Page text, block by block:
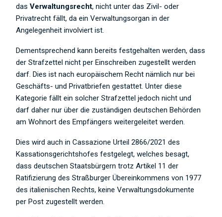
dasVerwaltungsrecht, nicht unter das Zivil- oder
Privatrecht fällt, da ein Verwaltungsorgan in der
Angelegenheit involviert ist.
Dementsprechend kann bereits festgehalten werden, dass
der Strafzettel nicht per Einschreiben zugestellt werden
darf. Dies ist nach europäischem Recht nämlich nur bei
Geschäfts- und Privatbriefen gestattet. Unter diese
Kategorie fällt ein solcher Strafzettel jedoch nicht und
darf daher nur über die zuständigen deutschen Behörden
am Wohnort des Empfängers weitergeleitet werden.
Dies wird auch in Cassazione Urteil 2866/2021 des
Kassationsgerichtshofes festgelegt, welches besagt,
dass deutschen Staatsbürgern trotz Artikel 11 der
Ratifizierung des Straßburger Übereinkommens von 1977
des italienischen Rechts, keine Verwaltungsdokumente
per Post zugestellt werden.